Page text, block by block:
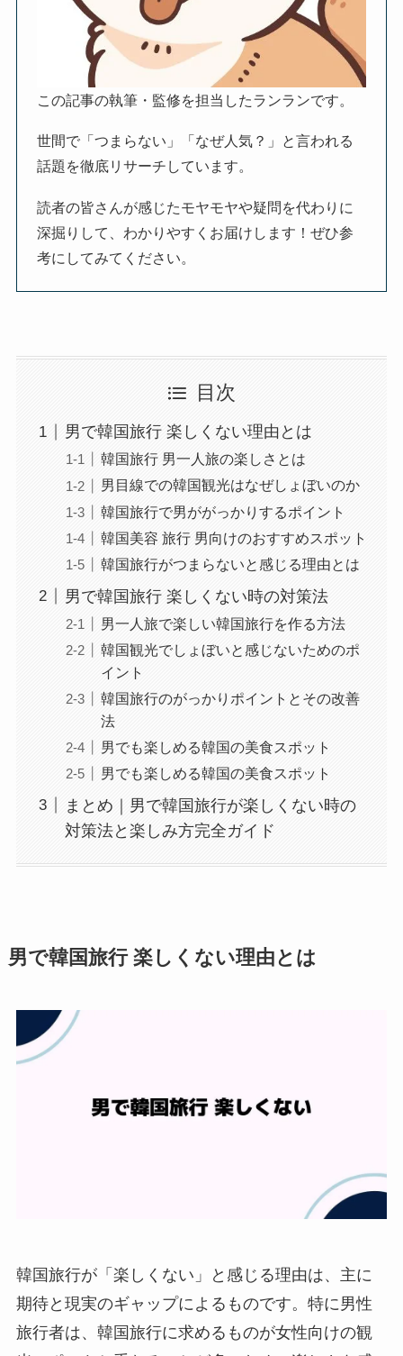
この記事の執筆・監修を担当したランランです。
世間で「つまらない」「なぜ人気？」と言われる
話題を徹底リサーチしています。
読者の皆さんが感じたモヤモヤや疑問を代わりに
深掘りして、わかりやすくお届けします！ぜひ参
考にしてみてください。
目次
男で韓国旅行 楽しくない理由とは
韓国旅行 男一人旅の楽しさとは
男目線での韓国観光はなぜしょぼいのか
韓国旅行で男ががっかりするポイント
韓国美容 旅行 男向けのおすすめスポット
韓国旅行がつまらないと感じる理由とは
男で韓国旅行 楽しくない時の対策法
男一人旅で楽しい韓国旅行を作る方法
韓国観光でしょぼいと感じないためのポ
イント
韓国旅行のがっかりポイントとその改善
法
男でも楽しめる韓国の美食スポット
男でも楽しめる韓国の美食スポット
まとめ｜男で韓国旅行が楽しくない時の
対策法と楽しみ方完全ガイド
男で韓国旅行 楽しくない理由とは
韓国旅行が「楽しくない」と感じる理由は、主に
期待と現実のギャップによるものです。特に男性
旅行者は、韓国旅行に求めるものが女性向けの観